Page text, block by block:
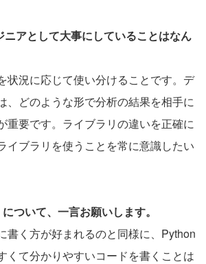
アとして大事にしていることはなん
状況に応じて使い分けることです。デ
、どのような形で分析の結果を相手に
重要です。ライブラリの違いを正確に
イブラリを使うことを常に意識したい
ついて、一言お願いします。
書く方が好まれるのと同様に、Python
くて分かりやすいコードを書くことは